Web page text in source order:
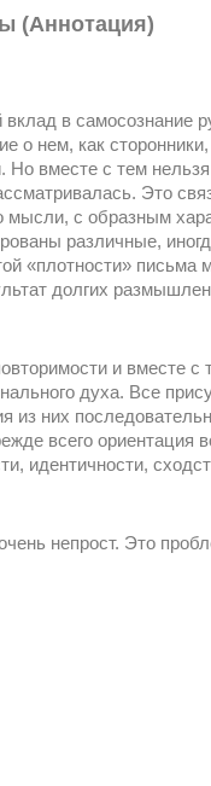
(Аннотация)
в самосознание
о нем, как сторонники,
Но вместе с тем
Это
мысли, с образным
различные,
«плотности» письма
долгих
и вместе с
духа. Все
из них
всего ориентация
идентичности,
непрост. Это